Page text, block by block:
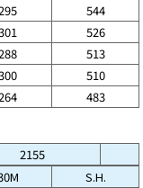
544
526
513
510
483
2155
S.H.